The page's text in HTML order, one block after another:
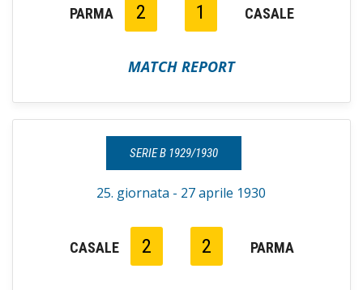
PARMA 2 1 CASALE
MATCH REPORT
SERIE B 1929/1930
25. giornata - 27 aprile 1930
CASALE 2 2 PARMA